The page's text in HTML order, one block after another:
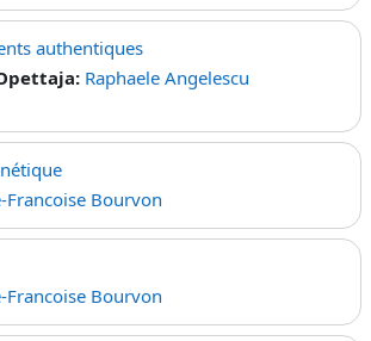
authentiques
Raphaele Angelescu
Francoise Bourvon
Francoise Bourvon